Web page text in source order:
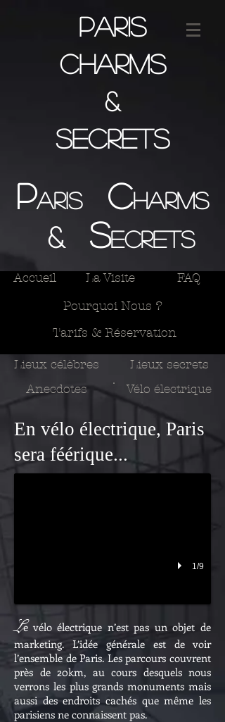
Paris
Charms
&
Secrets
Paris Charms
& Secrets
Accueil
La Visite
Pourquoi Nous ?
FAQ
Tarifs & Réservation
Lieux célèbres
Anecdotes
Lieux secrets
Vélo électrique
En vélo électrique, Paris
sera féérique...
1/9
Le vélo électrique n’est pas un objet de
marketing. L’idée générale est de voir
l’ensemble de Paris. Les parcours couvrent
près de 20km, au cours desquels nous
verrons les plus grands monuments mais
aussi des endroits cachés que même les
parisiens ne connaissent pas.